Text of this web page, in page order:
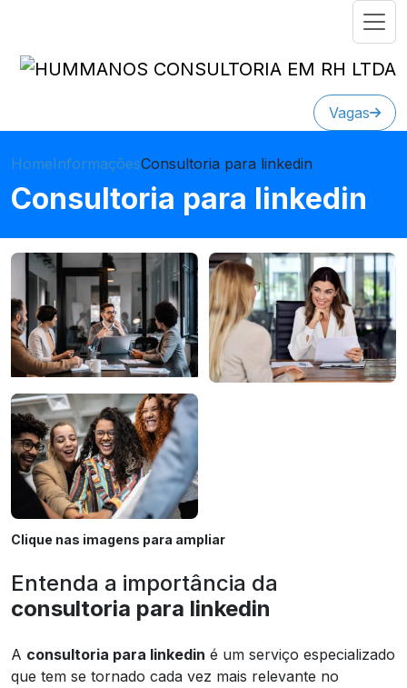
Vagas
HomeInformaçõesConsultoria para linkedin
Consultoria para linkedin
Clique nas imagens para ampliar
Entenda a importância da
consultoria para linkedin
A consultoria para linkedin é um serviço especializado
que tem se tornado cada vez mais relevante no